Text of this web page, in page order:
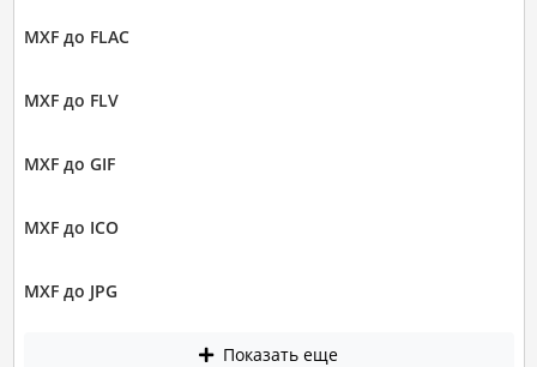
MXF до FLAC
MXF до FLV
MXF до GIF
MXF до ICO
MXF до JPG
Показать еще